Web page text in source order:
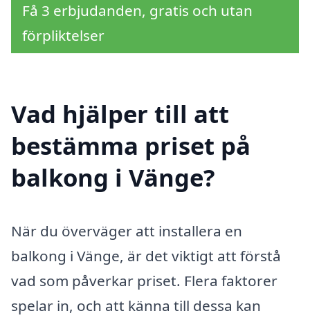
Få 3 erbjudanden, gratis och utan
förpliktelser
Vad hjälper till att
bestämma priset på
balkong i Vänge?
När du överväger att installera en
balkong i Vänge, är det viktigt att förstå
vad som påverkar priset. Flera faktorer
spelar in, och att känna till dessa kan